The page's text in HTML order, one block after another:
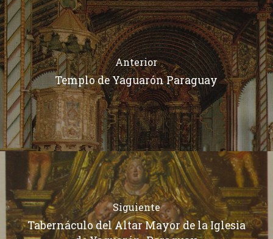
Anterior
Templo de Yaguarón Paraguay
Siguiente
Tabernáculo del Altar Mayor de la Iglesia